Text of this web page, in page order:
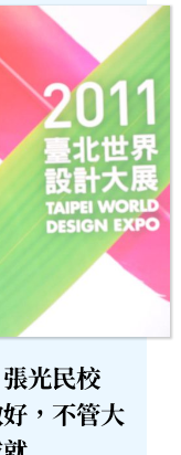
光民校
，不管大